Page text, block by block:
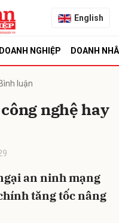
English
DOANH NGHIỆP DOANH
luận
nghệ hay
an ninh mạng
tăng tốc nâng
Hủy